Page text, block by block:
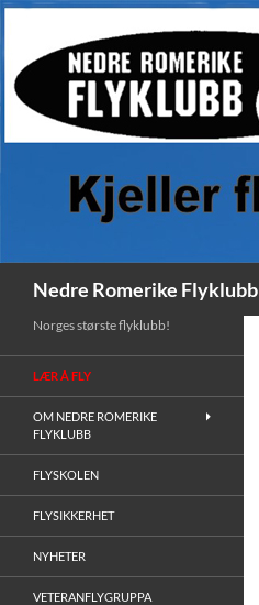
Nedre Romerike Flyklubb
Norges største flyklubb!
LÆR Å FLY
OM NEDRE ROMERIKE
FLYKLUBB
FLYSKOLEN
FLYSIKKERHET
NYHETER
VETERANFLYGRUPPA